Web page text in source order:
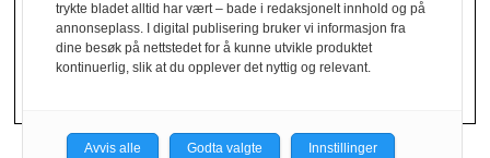
Her finner du informasjon om cookies og
personvern.
trykte bladet alltid har vært – bade i redaksjonelt innhold og på
annonseplass. I digital publisering bruker vi informasjon fra
dine besøk på nettstedet for å kunne utvikle produktet
kontinuerlig, slik at du opplever det nyttig og relevant.
Avvis alle Godta valgte Innstillinger